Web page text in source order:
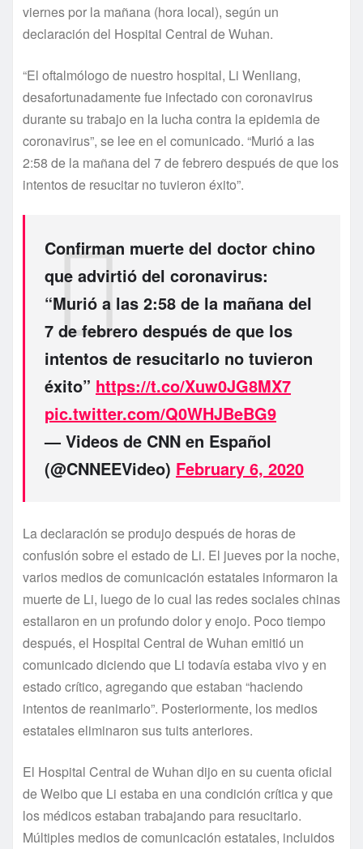
viernes por la mañana (hora local), según un
declaración del Hospital Central de Wuhan.
“El oftalmólogo de nuestro hospital, Li Wenliang,
desafortunadamente fue infectado con coronavirus
durante su trabajo en la lucha contra la epidemia de
coronavirus”, se lee en el comunicado. “Murió a las
2:58 de la mañana del 7 de febrero después de que los
intentos de resucitar no tuvieron éxito”.
Confirman muerte del doctor chino
que advirtió del coronavirus:
“Murió a las 2:58 de la mañana del
7 de febrero después de que los
intentos de resucitarlo no tuvieron
éxito” https://t.co/Xuw0JG8MX7
pic.twitter.com/Q0WHJBeBG9
— Videos de CNN en Español
(@CNNEEVideo) February 6, 2020
La declaración se produjo después de horas de
confusión sobre el estado de Li. El jueves por la noche,
varios medios de comunicación estatales informaron la
muerte de Li, luego de lo cual las redes sociales chinas
estallaron en un profundo dolor y enojo. Poco tiempo
después, el Hospital Central de Wuhan emitió un
comunicado diciendo que Li todavía estaba vivo y en
estado crítico, agregando que estaban “haciendo
intentos de reanimarlo”. Posteriormente, los medios
estatales eliminaron sus tuits anteriores.
El Hospital Central de Wuhan dijo en su cuenta oficial
de Weibo que Li estaba en una condición crítica y que
los médicos estaban trabajando para resucitarlo.
Múltiples medios de comunicación estatales, incluidos